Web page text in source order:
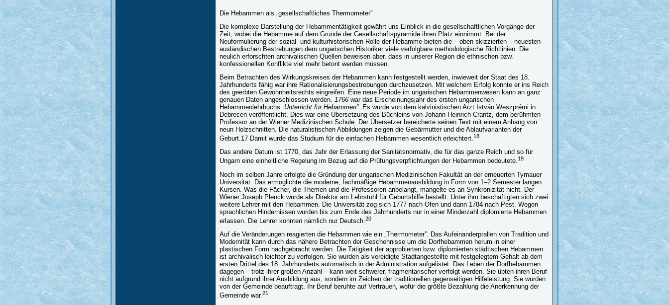
Die Hebammen als „gesellschaftliches Thermometer”
Die komplexe Darstellung der Hebammentätigkeit gewährt uns Einblick in die gesellschaftlichen Vorgänge der
Zeit, wobei die Hebamme auf dem Grunde der Gesellschaftspyramide ihren Platz einnimmt. Bei der
Neuformulierung der sozial- und kulturhistorischen Rolle der Hebamme bieten die – oben skizzierten – neuesten
ausländischen Bestrebungen dem ungarischen Historiker viele verfolgbare methodologische Richtlinien. Die
neulich erforschten archivalischen Quellen beweisen aber, dass in unserer Region die ethnischen bzw.
konfessionellen Konflikte viel mehr betont werden müssen.
Beim Betrachten des Wirkungskreises der Hebammen kann festgestellt werden, inwieweit der Staat des 18.
Jahrhunderts fähig war ihre Rationalisierungsbestrebungen durchzusetzen. Mit welchem Erfolg konnte er ins Reich
des geerbten Gewohnheitsrechts eingreifen. Eine neue Periode im ungarischen Hebammenwesen kann an ganz
genauen Daten angeschlossen werden.
1766 war das Erscheinungsjahr des ersten ungarischen
Hebammenlehrbuchs „ Unterricht für Hebammen”. Es wurde von dem kalvinistischen Arzt István Weszprémi in
Debrecen veröffentlicht. Dies war eine Übersetzung des Büchleins von Johann Heinrich Crantz, dem berühmten
Professor an der Wiener Medizinischen Schule. Der Übersetzer bereicherte seinen Text mit einem Anhang von
neun Holzschnitten. Die naturalistischen Abbildungen zeigen die Gebärmutter und die Ablaufvarianten der
Geburt.17 Damit wurde das Studium für die einfachen Hebammen wesentlich erleichtert.18
Das andere Datum ist 1770, das Jahr der Erlassung der Sanitätsnormativ, die für das ganze Reich und so für
Ungarn eine einheitliche Regelung im Bezug auf die Prüfungsverpflichtungen der Hebammen bedeutete.19
Noch im selben Jahre erfolgte die Gründung der ungarischen Medizinischen Fakultät an der erneuerten Tyrnauer
Universität. Das ermöglichte die moderne, fachmäßige Hebammenausbildung in Form von 1–2 Semester langen
Kursen. Was die Fächer, die Themen und die Professoren anbelangt, mangelte es an Synkronizität nicht. Der
Wiener Joseph Plenck wurde als Direktor am Lehrstuhl für Geburtshilfe bestellt. Unter ihm beschäftigten sich zwei
weitere Lehrer mit den Hebammen. Die Universität zog sich 1777 nach Ofen und dann 1784 nach Pest. Wegen
sprachlichen Hindernissen wurden bis zum Ende des Jahrhunderts nur in einer Minderzahl diplomierte Hebammen
erlassen. Die Lehrer konnten nämlich nur Deutsch. 20
Auf die Veränderungen reagierten die Hebammen wie ein „Thermometer”. Das Aufeinanderprallen von Tradition und
Modernität kann durch das nähere Betrachten der Geschehnisse um die Dorfhebammen herum in einer
plastischen Form nachgebracht werden. Die Tätigkeit der approbierten bzw. diplomierten städtischen Hebammen
ist archivalisch leichter zu verfolgen. Sie wurden als vereidigte Stadtangestellte mit festgelegtem Gehalt ab dem
ersten Drittel des 18. Jahrhunderts automatisch in der Administration aufgelistet. Das Leben der Dorfhebammen
dagegen – trotz ihrer großen Anzahl – kann weit schwerer, fragmentarischer verfolgt werden. Sie übten ihren Beruf
nicht aufgrund ihrer Ausbildung aus, sondern im Zeichen der traditionellen gegenseitigen Hilfeleistung. Sie wurden
von der Gemeinde beauftragt. Ihr Beruf beruhte auf Vertrauen, wofür die größte Bezahlung die Anerkennung der
Gemeinde war.21